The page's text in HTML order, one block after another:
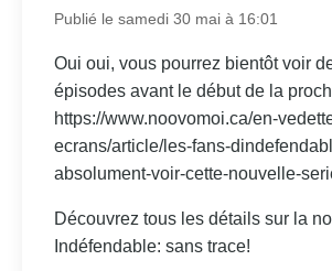
Publié le samedi 30 mai à 16:01
Oui oui, vous pourrez bientôt voir
épisodes avant le début de la
https://www.noovomoi.ca/en-
ecrans/article/les-fans-
absolument-voir-cette-nouvelle-
Découvrez tous les détails sur la
Indéfendable: sans trace!